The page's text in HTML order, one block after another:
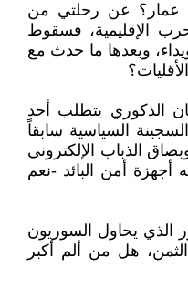
عمار؟ عن رحلتي من
الإقليمية، فسقوط
وبعدها ما حدث مع
الذكوري يتطلب أحد
السياسية سابقاً
الذباب الإلكتروني
أجهزة أمن البائد -نعم
الذي يحاول السوريون
هل من ألم أكبر